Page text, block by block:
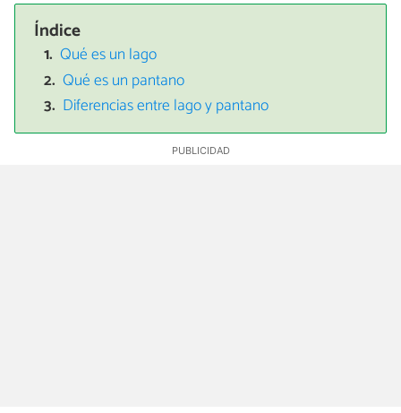
Índice
Qué es un lago
Qué es un pantano
Diferencias entre lago y pantano